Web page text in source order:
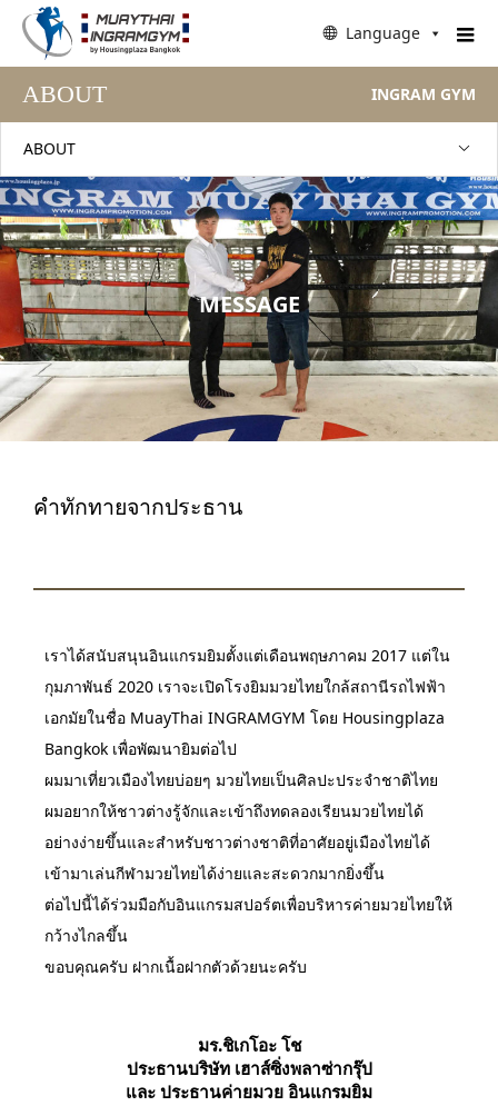
Language
ABOUT INGRAM GYM
ABOUT
MESSAGE
คำทักทายจากประธาน
เราได้สนับสนุนอินแกรมยิมตั้งแต่เดือนพฤษภาคม 2017 แต่ใน
กุมภาพันธ์ 2020 เราจะเปิดโรงยิมมวยไทยใกล้สถานีรถไฟฟ้า
เอกมัยในชื่อ MuayThai INGRAMGYM โดย Housingplaza
Bangkok เพื่อพัฒนายิมต่อไป
ผมมาเที่ยวเมืองไทยบ่อยๆ มวยไทยเป็นศิลปะประจำชาติไทย
ผมอยากให้ชาวต่างรู้จักและเข้าถึงทดลองเรียนมวยไทยได้
อย่างง่ายขึ้นและสำหรับชาวต่างชาติที่อาศัยอยู่เมืองไทยได้
เข้ามาเล่นกีฬามวยไทยได้ง่ายและสะดวกมากยิ่งขึ้น
ต่อไปนี้ได้ร่วมมือกับอินแกรมสปอร์ตเพื่อบริหารค่ายมวยไทยให้
กว้างไกลขึ้น
ขอบคุณครับ ฝากเนื้อฝากตัวด้วยนะครับ
มร.ชิเกโอะ โช
ประธานบริษัท เฮาส์ซิ่งพลาซ่ากรุ๊ป
และ ประธานค่ายมวย อินแกรมยิม